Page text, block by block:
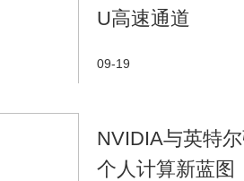
U高速通道
09-19
NVIDIA与英特
个人计算新蓝图